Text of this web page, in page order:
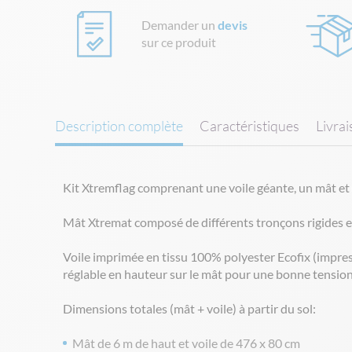
Demander undevis
sur ce produit
Description complète
Kit Xtremflag comprenant une voile géante, un mât et
Mât Xtremat composé de différents tronçons rigides
Voile imprimée en tissu 100% polyester Ecofix
réglable en hauteur sur le mât pour une bonne
Dimensions totales (mât + voile) à partir du sol:
Mât de 6 m de haut et voile de 476 x 80 cm
Caractéristiques